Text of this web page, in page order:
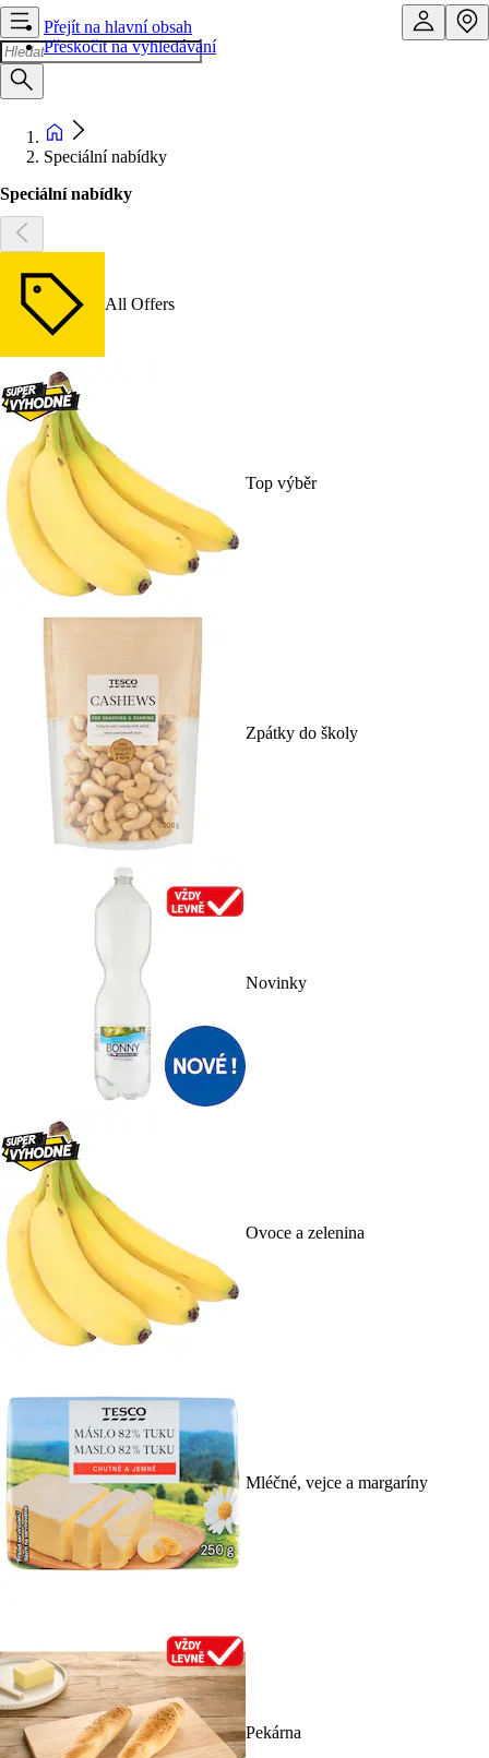
Přejít na hlavní obsah
Přeskočit na vyhledávání
Speciální nabídky
Speciální nabídky
All Offers
Top výběr
Zpátky do školy
Novinky
Ovoce a zelenina
Mléčné, vejce a margaríny
Pekárna